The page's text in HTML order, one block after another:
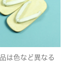
は色など異なる